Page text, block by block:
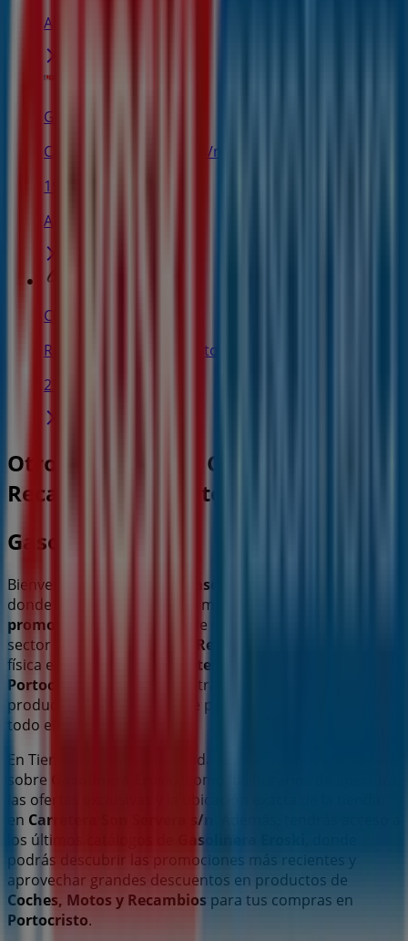
Abierto
Gasolinera Eroski
Carretera Son Servera s/n, Portocristo
199 m
Abierto
Cerdà
Ronda Oeste Nº 91, Portocristo
272 m
Otros negocios de Coches, Motos y
Recambios en Portocristo
Gasolinera Eroski
Bienvenido a la tienda de Gasolinera Eroski
donde podrás descubrir las mejores
promociones
de esta destacada marca del
sector de
Coches, Motos y Recambios
física está ubicada en
Carretera Son Servera s/n
Portocristo
, y en ella encontrarás una amplia gama de
productos de calidad que te permitirán ahorrar durante
todo el
En Tiendeo te ofrecemos toda la información actualizada
sobre
, como los horarios de apertura,
las ofertas exclusivas y la ubicación exacta de la tienda
en Carretera Son Servera s/n
los últimos catálogos de
Gasolinera Eroski
podrás descubrir las promociones más recientes y
aprovechar grandes descuentos en productos de
Coches, Motos y Recambios para tus compras en
Portocristo.